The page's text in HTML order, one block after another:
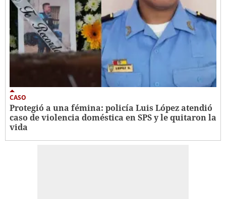
CASO
Protegió a una fémina: policía Luis López atendió
caso de violencia doméstica en SPS y le quitaron la
vida